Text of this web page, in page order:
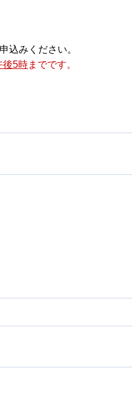
込みください。
後5時までです。